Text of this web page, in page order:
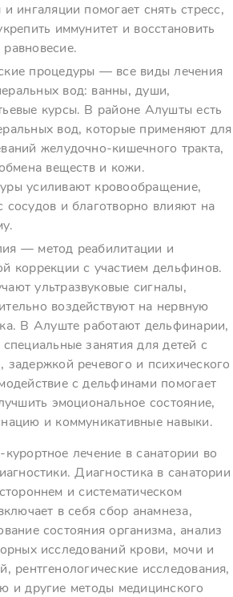
ингаляции помогает снять стресс,
иммунитет и восстановить
процедуры — все виды лечения
вод: ванны, души,
курсы. В районе Алушты есть
вод, которые применяют для
желудочно-кишечного тракта,
веществ и кожи.
усиливают кровообращение,
сосудов и благотворно влияют на
— метод реабилитации и
коррекции с участием дельфинов.
ультразвуковые сигналы,
воздействуют на нервную
В Алуште работают дельфинарии,
занятия для детей с
речевого и психического
с дельфинами помогает
эмоциональное состояние,
и коммуникативные навыки.
лечение в санатории во
Диагностика в санатории
и систематическом
в себя сбор анамнеза,
состояния организма, анализ
исследований крови, мочи и
рентгенологические исследования,
и другие методы медицинского